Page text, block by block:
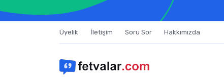
Üyelik İletişim Soru Sor Hakkımızda